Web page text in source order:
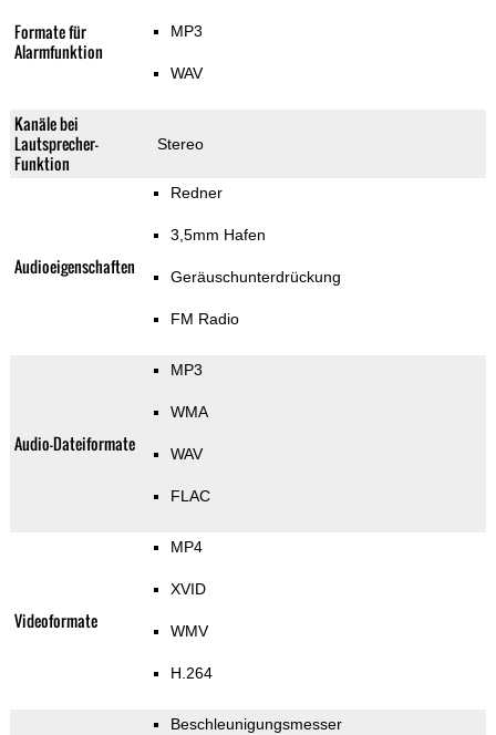
Formate für
Alarmfunktion
MP3
WAV
Kanäle bei
Lautsprecher-
Funktion
Stereo
Audioeigenschaften
Redner
3,5mm Hafen
Geräuschunterdrückung
FM Radio
Audio-Dateiformate
MP3
WMA
WAV
FLAC
Videoformate
MP4
XVID
WMV
H.264
Beschleunigungsmesser